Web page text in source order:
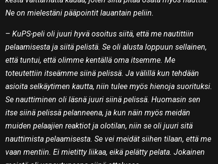
Ne on mielestäni pääpointit lauantain peliin.
–KuPS-peli oli juuri hyvä osoitus siitä, että me nautittiin
pelaamisesta ja siitä pelistä. Se oli alusta loppuun sellainen,
että tuntui, että olimme kentällä oma itsemme. Me
toteutettiin itseämme siinä pelissä. Ja välillä kun tehdään
asioita selkäytimen kautta, niin tulee myös hienoja suorituksi.
Se nauttiminen oli läsnä juuri siinä pelissä. Huomasin sen
itse siinä pelissä pelanneena, ja kun näin myös meidän
muiden pelaajien reaktiot ja olotilan, niin se oli juuri sitä
nauttimista pelaamisesta. Se vei meidät siihen tilaan, että me
vaan mentiin. Ei mietitty liikaa, eikä pelätty pelata. Jokainen